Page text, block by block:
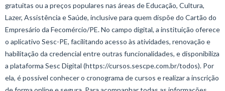
gratuitas ou a preços populares nas áreas de Educação, Cultura,
Lazer, Assistência e Saúde, inclusive para quem dispõe do Cartão do
Empresário da Fecomércio/PE. No campo digital, a instituição oferece
o aplicativo Sesc-PE, facilitando acesso às atividades, renovação e
habilitação da credencial entre outras funcionalidades, e disponibiliza
a plataforma Sesc Digital (https://cursos.sescpe.com.br/todos). Por
ela, é possível conhecer o cronograma de cursos e realizar a inscrição